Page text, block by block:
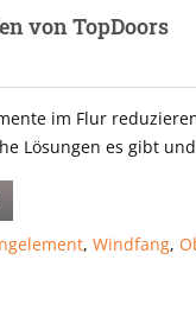
von TopDoors
im Flur
Lösungen es gibt
,Windfang,